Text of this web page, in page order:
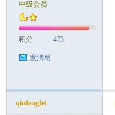
中级会员
积分 473
发消息
qiufengfei